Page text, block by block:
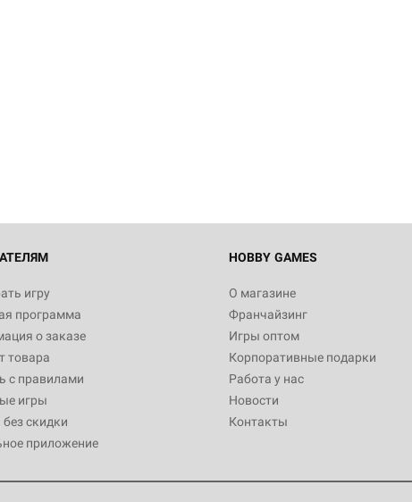
игру
программа
о заказе
товара
с правилами
игры
скидки
приложение
HOBBY GAMES
О магазине
Франчайзинг
Игры оптом
Корпоративные подарки
Работа у нас
Новости
Контакты